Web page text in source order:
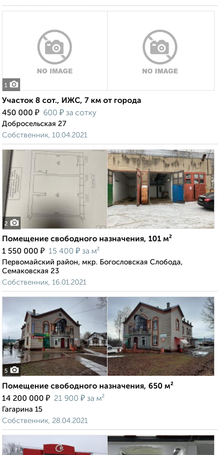
1
Участок 8 сот., ИЖС, 7 км от города
450 000 ₽ 600 ₽ за сотку
Добросельская 27
Собственник, 10.04.2021
2
Помещение свободного назначения, 101 м²
1 550 000 ₽ 15 400 ₽ за м²
Первомайский район, мкр. Богословская Слобода,
Семаковская 23
Собственник, 16.01.2021
5
Помещение свободного назначения, 650 м²
14 200 000 ₽ 21 900 ₽ за м²
Гагарина 15
Собственник, 28.04.2021